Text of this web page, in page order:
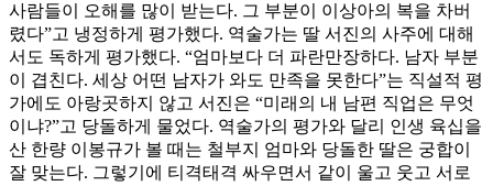
사람들이 오해를 많이 받는다. 그 부분이 이상아의 복을 차버
렸다”고 냉정하게 평가했다. 역술가는 딸 서진의 사주에 대해
서도 독하게 평가했다. “엄마보다 더 파란만장하다. 남자 부분
이 겹친다. 세상 어떤 남자가 와도 만족을 못한다”는 직설적 평
가에도 아랑곳하지 않고 서진은 “미래의 내 남편 직업은 무엇
이냐?”고 당돌하게 물었다. 역술가의 평가와 달리 인생 육십을
산 한량 이봉규가 볼 때는 철부지 엄마와 당돌한 딸은 궁합이
잘 맞는다. 그렇기에 티격태격 싸우면서 같이 울고 웃고 서로